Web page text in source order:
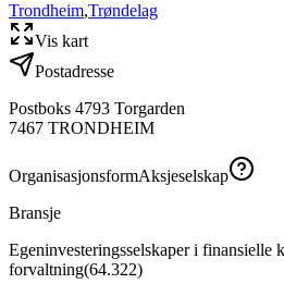
Trondheim,Trøndelag
Vis kart
Postadresse
Postboks 4793 Torgarden
7467 TRONDHEIM
OrganisasjonsformAksjeselskap
Bransje
Egeninvesteringsselskaper i finansielle
forvaltning(64.322)